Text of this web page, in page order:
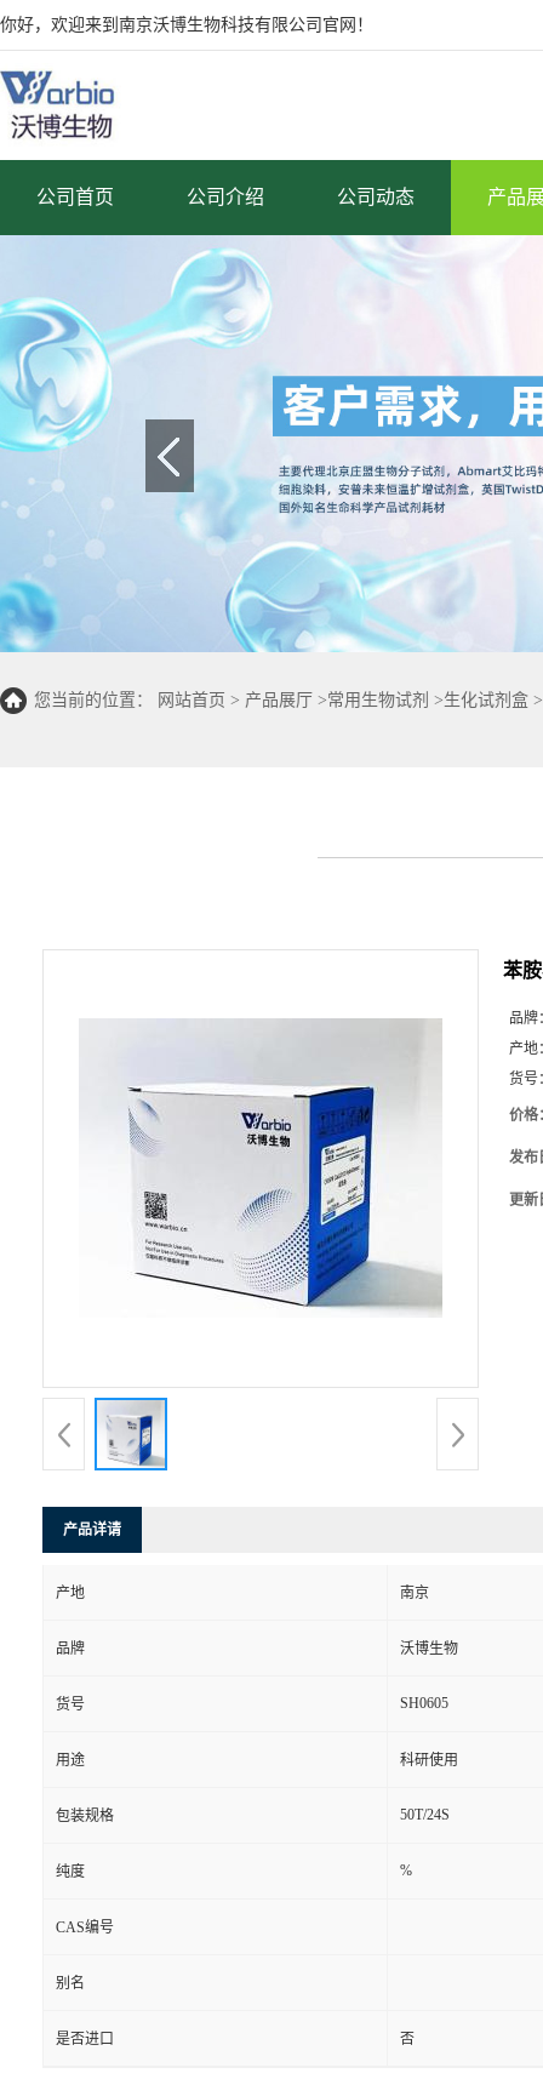
你好，欢迎来到南京沃博生物科技有限公司官网！
公司首页 公司介绍 公司动态 产品
您当前的位置： 网站首页 > 产品展厅 >常用生物试剂 >生化试剂盒 >
苯
品牌
产地
货号
价格
发布
更新
产品详请
产地 南京
品牌 沃博生物
货号 SH0605
用途 科研使用
包装规格 50T/24S
纯度 %
CAS编号
别名
是否进口 否